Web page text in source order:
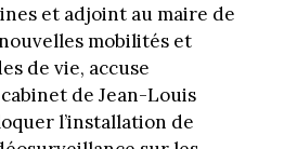
et adjoint au maire de
mobilités et
de vie, accuse
de Jean-Louis
l’installation de